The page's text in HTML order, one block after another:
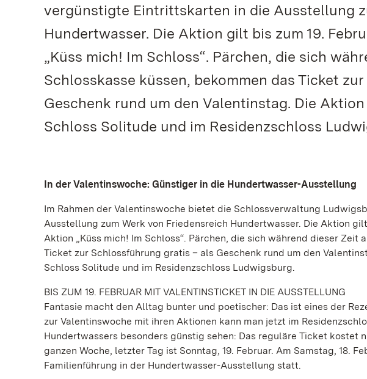
vergünstigte Eintrittskarten in die Ausstellung
Hundertwasser. Die Aktion gilt bis zum 19.
„Küss mich! Im Schloss“. Pärchen, die sich
Schlosskasse küssen, bekommen das Ticket
Geschenk rund um den Valentinstag. Die
Schloss Solitude und im Residenzschloss
In der Valentinswoche: Günstiger in die Hundertwasser-Ausstellung
Im Rahmen der Valentinswoche bietet die Schlossverwaltung
Ausstellung zum Werk von Friedensreich Hundertwasser. Die Aktion
Aktion „Küss mich! Im Schloss“. Pärchen, die sich während dieser Zeit
Ticket zur Schlossführung gratis – als Geschenk rund um den
Schloss Solitude und im Residenzschloss Ludwigsburg.
BIS ZUM 19. FEBRUAR MIT VALENTINSTICKET IN DIE AUSSTELLUNG
Fantasie macht den Alltag bunter und poetischer: Das ist eines der
zur Valentinswoche mit ihren Aktionen kann man jetzt im
Hundertwassers besonders günstig sehen: Das reguläre Ticket
ganzen Woche, letzter Tag ist Sonntag, 19. Februar. Am Samstag, 18.
Familienführung in der Hundertwasser-Ausstellung statt.